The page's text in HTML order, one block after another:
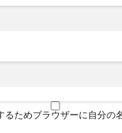
るためブラウザーに自分の